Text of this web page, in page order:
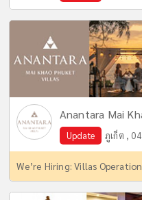
Anantara Mai
Update ภูเก็ต ,
We’re Hiring: Villas